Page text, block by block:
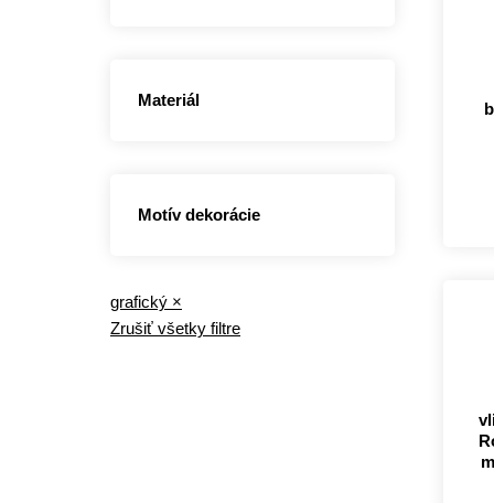
Materiál
Motív dekorácie
grafický ×
Zrušiť všetky filtre